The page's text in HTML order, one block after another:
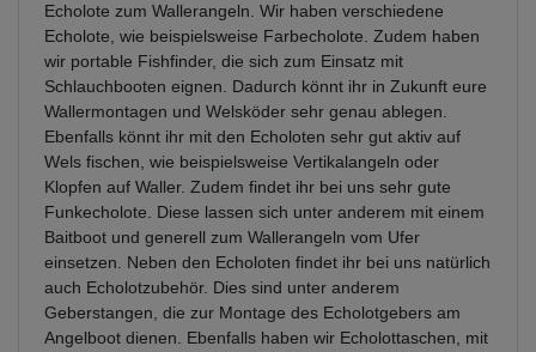
Echolote zum Wallerangeln. Wir haben verschiedene
Echolote, wie beispielsweise Farbecholote. Zudem haben
wir portable Fishfinder, die sich zum Einsatz mit
Schlauchbooten eignen. Dadurch könnt ihr in Zukunft eure
Wallermontagen und Welsköder sehr genau ablegen.
Ebenfalls könnt ihr mit den Echoloten sehr gut aktiv auf
Wels fischen, wie beispielsweise Vertikalangeln oder
Klopfen auf Waller. Zudem findet ihr bei uns sehr gute
Funkecholote. Diese lassen sich unter anderem mit einem
Baitboot und generell zum Wallerangeln vom Ufer
einsetzen. Neben den Echoloten findet ihr bei uns natürlich
auch Echolotzubehör. Dies sind unter anderem
Geberstangen, die zur Montage des Echolotgebers am
Angelboot dienen. Ebenfalls haben wir Echolottaschen, mit